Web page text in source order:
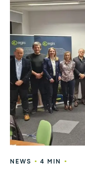
NEWS • 4 MIN •